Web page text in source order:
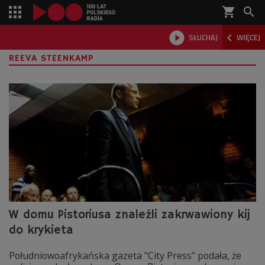
shopping_cart 
 SŁUCHAJ  WIĘCEJ

REEVA STEENKAMP
W domu Pistoriusa znaleźli zakrwawiony kij
do krykieta
Południowoafrykańska gazeta "City Press" podała, że